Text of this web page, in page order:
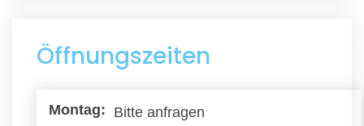
Öffnungszeiten
Bitte anfragen